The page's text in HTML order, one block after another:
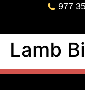
977
Lamb